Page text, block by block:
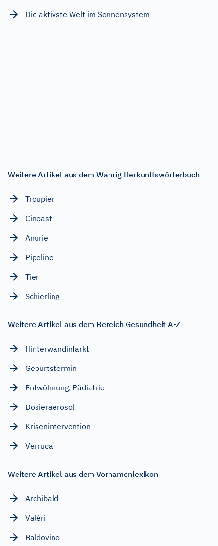
Die aktivste Welt im Sonnensystem
Weitere Artikel aus dem Wahrig Herkunftswörterbuch
Troupier
Cineast
Anurie
Pipeline
Tier
Schierling
Weitere Artikel aus dem Bereich Gesundheit A-Z
Hinterwandinfarkt
Geburtstermin
Entwöhnung, Pädiatrie
Dosieraerosol
Krisenintervention
Verruca
Weitere Artikel aus dem Vornamenlexikon
Archibald
Valéri
Baldovino